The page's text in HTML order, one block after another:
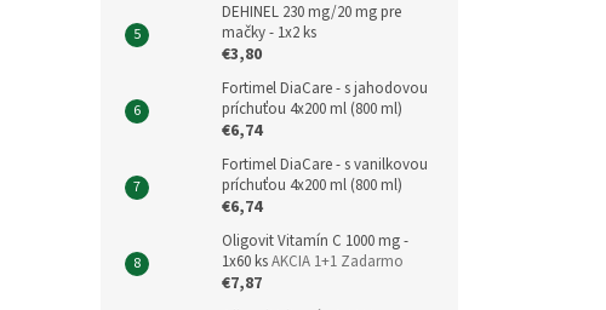
DEHINEL 230 mg/20 mg pre
mačky - 1x2 ks
€3,80
Fortimel DiaCare - s jahodovou
príchuťou 4x200 ml (800 ml)
€6,74
Fortimel DiaCare - s vanilkovou
príchuťou 4x200 ml (800 ml)
€6,74
Oligovit Vitamín C 1000 mg -
1x60 ksAKCIA 1+1 Zadarmo
€7,87